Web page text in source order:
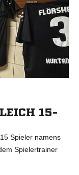
15-
Spieler namens
Spielertrainer